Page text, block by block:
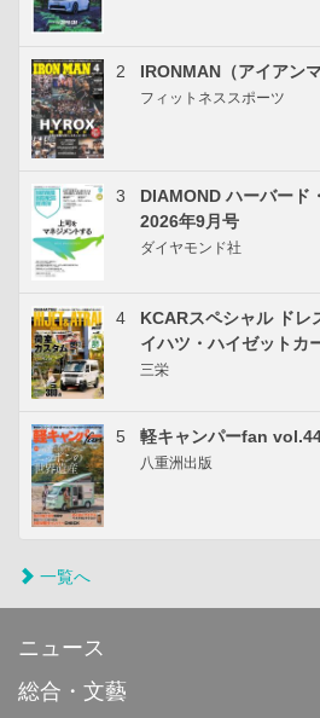
2 IRONMAN（アイアン
フィットネススポーツ
3
DIAMOND ハーバード
2026年9月号
ダイヤモンド社
4
KCARスペシャル ドレ
イハツ・ハイゼットカ
三栄
5 軽キャンパーfan
八重洲出版
一覧へ
ニュース
総合・文藝